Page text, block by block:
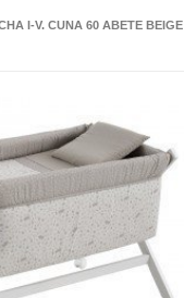
I-V. CUNA 60 ABETE BEIGE